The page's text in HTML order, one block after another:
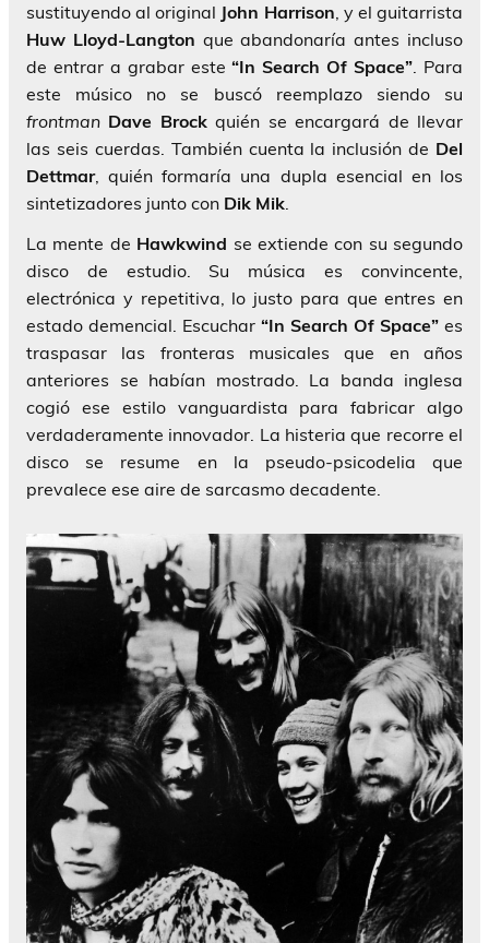
sustituyendo al original John Harrison, y el guitarrista
Huw Lloyd-Langton que abandonaría antes incluso
de entrar a grabar este“In Search Of Space”. Para
este músico no se buscó reemplazo siendo su
frontman Dave Brockquién se encargará de llevar
las seis cuerdas. También cuenta la inclusión de Del
Dettmar, quién formaría una dupla esencial en los
sintetizadores junto con Dik Mik.
La mente de Hawkwind se extiende con su segundo
disco de estudio. Su música es convincente,
electrónica y repetitiva, lo justo para que entres en
estado demencial. Escuchar “In Search Of Space” es
traspasar las fronteras musicales que en años
anteriores se habían mostrado. La banda inglesa
cogió ese estilo vanguardista para fabricar algo
verdaderamente innovador. La histeria que recorre el
disco se resume en la pseudo-psicodelia que
prevalece ese aire de sarcasmo decadente.